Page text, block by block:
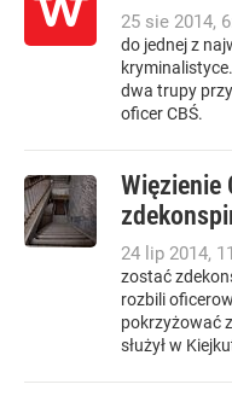
25 sie 2014,
do jednej z
dwa trupy
oficer CBŚ.
Więzienie
24 lip 2014,
zostać
rozbili
pokrzyżować
służył w